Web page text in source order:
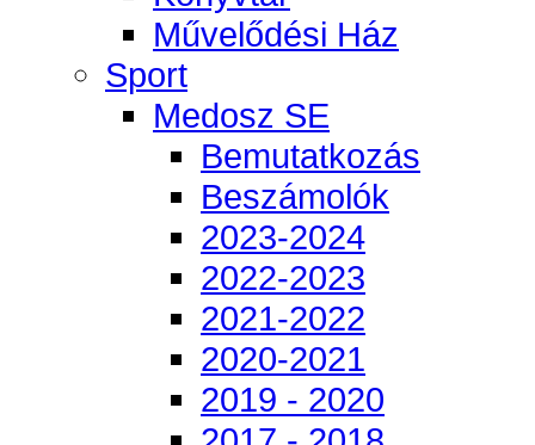
Művelődési Ház
Sport
Medosz SE
Bemutatkozás
Beszámolók
2023-2024
2022-2023
2021-2022
2020-2021
2019 - 2020